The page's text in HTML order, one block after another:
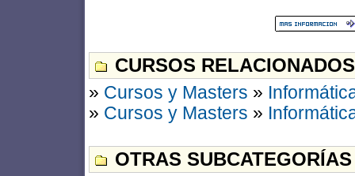
CURSOS
» Cursos y Masters »
» Cursos y Masters »
OTRAS